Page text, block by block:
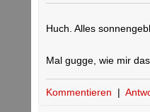
Huch. Alles
Mal gugge, wie mir
Kommentieren |